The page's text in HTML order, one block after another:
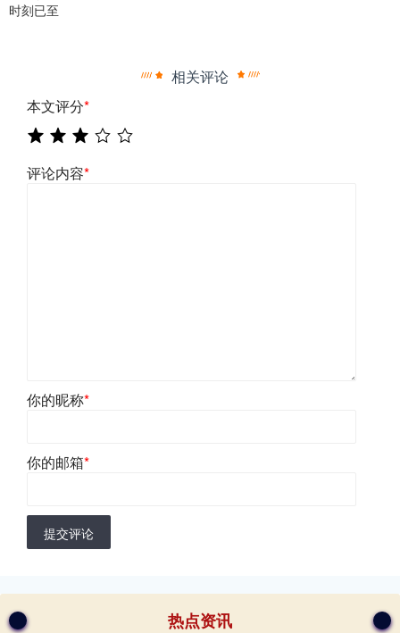
时刻已至
相关评论
本文评分*
评论内容*
你的昵称*
你的邮箱*
提交评论
热点资讯